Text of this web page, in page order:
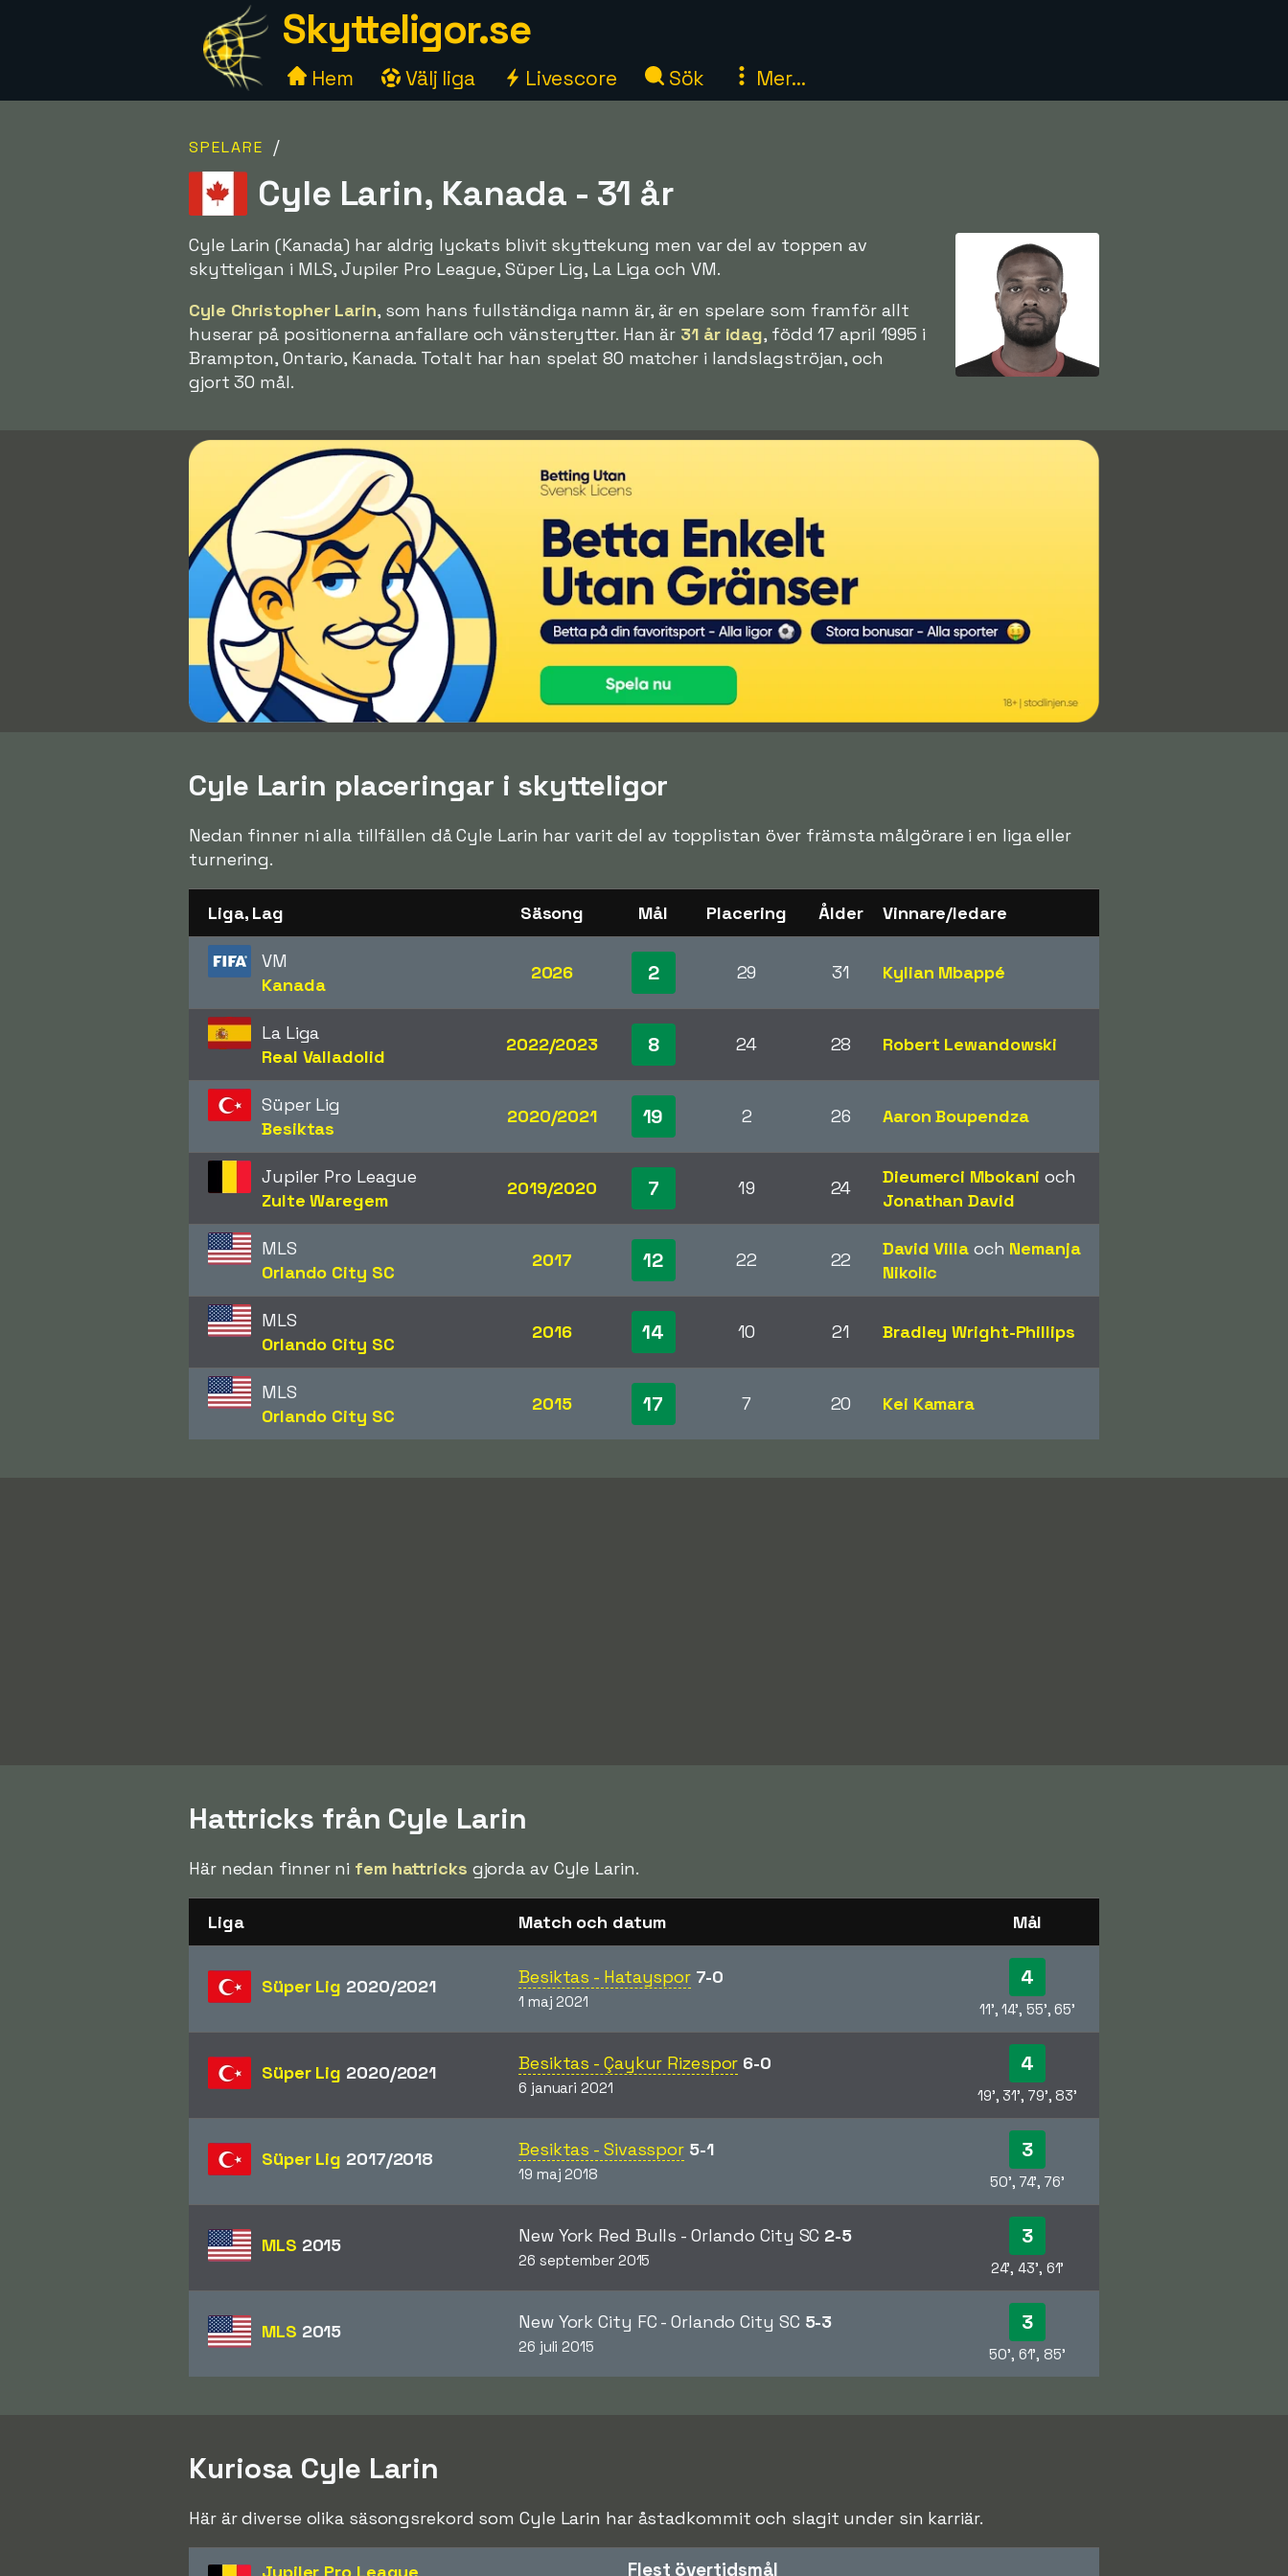
Skytteligor.se
Hem Välj liga Livescore Sök Mer...
SPELARE /
Cyle Larin, Kanada - 31 år
Cyle Larin (Kanada) har aldrig lyckats blivit skyttekung men var del av toppen av
skytteligan i MLS, Jupiler Pro League, Süper Lig, La Liga och VM.
Cyle Christopher Larin, som hans fullständiga namn är, är en spelare som framför allt
huserar på positionerna anfallare och vänsterytter. Han är 31 år idag, född 17 april 1995 i
Brampton, Ontario, Kanada. Totalt har han spelat 80 matcher i landslagströjan, och
gjort 30 mål.
Cyle Larin placeringar i skytteligor
Nedan finner ni alla tillfällen då Cyle Larin har varit del av topplistan över främsta målgörare i en liga eller
turnering.
Liga, Lag Säsong Mål Placering Ålder Vinnare/ledare
VM
Kanada
2026 2 29 31 Kylian Mbappé
La Liga
Real Valladolid
2022/2023 8 24 28 Robert Lewandowski
Süper Lig
Besiktas
2020/2021 19 2 26 Aaron Boupendza
Jupiler Pro League
Zulte Waregem
2019/2020 7 19 24
Dieumerci Mbokani och
Jonathan David
MLS
Orlando City SC
2017 12 22 22
David Villaoch Nemanja
Nikolic
MLS
Orlando City SC
2016 14 10 21 Bradley Wright-Phillips
MLS
Orlando City SC
2015 17 7 20 Kei Kamara
Hattricks från Cyle Larin
Här nedan finner ni fem hattricks gjorda av Cyle Larin.
Liga Match och datum Mål
Süper Lig 2020/2021 Besiktas - Hatayspor 7-0
1 maj 2021
4
11', 14', 55', 65'
Süper Lig 2020/2021 Besiktas - Çaykur Rizespor 6-0
6 januari 2021
4
19', 31', 79', 83'
Süper Lig 2017/2018 Besiktas - Sivasspor 5-1
19 maj 2018
3
50', 74', 76'
MLS 2015 New York Red Bulls - Orlando City SC 2-5
26 september 2015
3
24', 43', 61'
MLS 2015 New York City FC - Orlando City SC 5-3
26 juli 2015
3
50', 61', 85'
Kuriosa Cyle Larin
Här är diverse olika säsongsrekord som Cyle Larin har åstadkommit och slagit under sin karriär.
Jupiler Pro League Flest övertidsmål